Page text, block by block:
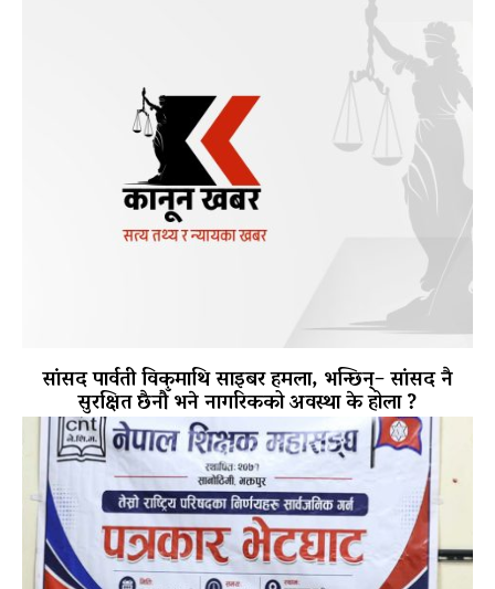
सांसद पार्वती विकमाथि साइबर हमला, भन्छिन्– सांसद नै
सुरक्षित छैनौँ भने नागरिकको अवस्था के होला ?